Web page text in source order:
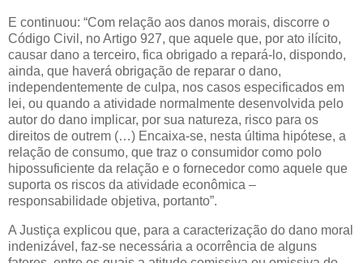
E continuou: “Com relação aos danos morais, discorre o
Código Civil, no Artigo 927, que aquele que, por ato ilícito,
causar dano a terceiro, fica obrigado a repará-lo, dispondo,
ainda, que haverá obrigação de reparar o dano,
independentemente de culpa, nos casos especificados em
lei, ou quando a atividade normalmente desenvolvida pelo
autor do dano implicar, por sua natureza, risco para os
direitos de outrem (…) Encaixa-se, nesta última hipótese, a
relação de consumo, que traz o consumidor como polo
hipossuficiente da relação e o fornecedor como aquele que
suporta os riscos da atividade econômica –
responsabilidade objetiva, portanto”.
A Justiça explicou que, para a caracterização do dano moral
indenizável, faz-se necessária a ocorrência de alguns